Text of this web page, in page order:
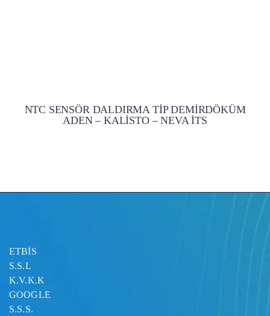
NTC SENSÖR DALDIRMA TİP DEMİRDÖKÜM
ADEN – KALİSTO – NEVA İTS
ETBİS
S.S.L
K.V.K.K
GOOGLE
S.S.S.